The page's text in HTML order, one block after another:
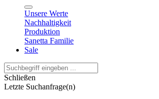
Unsere Werte
Nachhaltigkeit
Produktion
Sanetta Familie
Sale
Schließen
Letzte Suchanfrage(n)